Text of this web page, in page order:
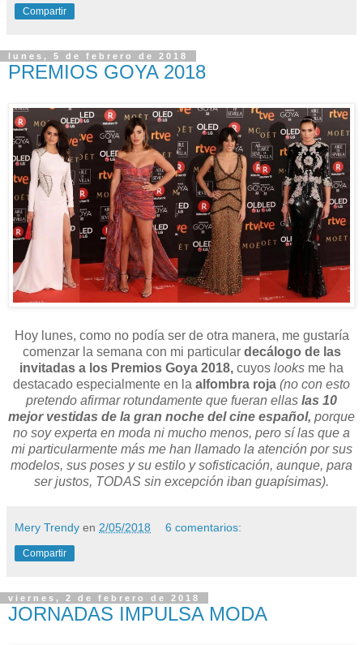
Compartir
lunes, 5 de febrero de 2018
PREMIOS GOYA 2018
Hoy lunes, como no podía ser de otra manera, me gustaría
comenzar la semana con mi particular decálogo de las
invitadas a los Premios Goya 2018, cuyos looks me ha
destacado especialmente en la alfombra roja (no con esto
pretendo afirmar rotundamente que fueran ellas las 10
mejor vestidas de la gran noche del cine español, porque
no soy experta en moda ni mucho menos, pero sí las que a
mi particularmente más me han llamado la atención por sus
modelos, sus poses y su estilo y sofisticación, aunque, para
ser justos, TODAS sin excepción iban guapísimas).
Mery Trendy en 2/05/2018 6 comentarios:
Compartir
viernes, 2 de febrero de 2018
JORNADAS IMPULSA MODA